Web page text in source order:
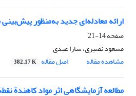
ارائه معادله‌ای جدید به‌منظور
صفحه14-21
مسعود نصیری، سارا عبدی
مشاهده مقاله
اصل مقاله 382.17 K
مطالعه آزمایشگاهی اثر مواد کاهندة